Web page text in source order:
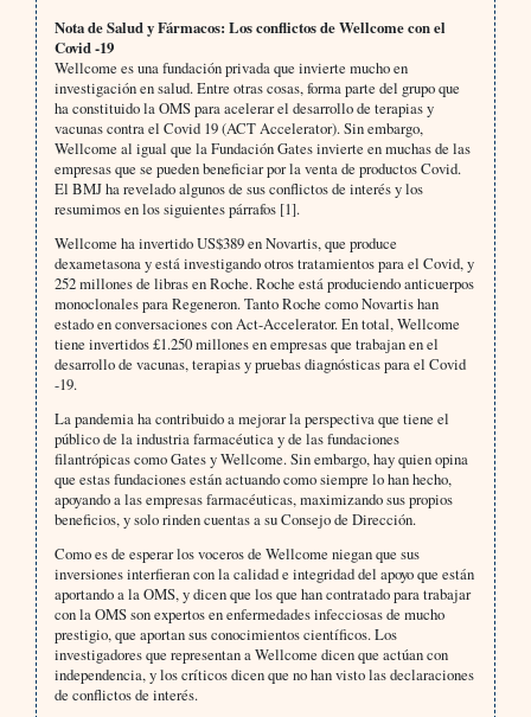
Nota de Salud y Fármacos: Los conflictos de Wellcome con el
Covid -19
Wellcome es una fundación privada que invierte mucho en
investigación en salud. Entre otras cosas, forma parte del grupo que
ha constituido la OMS para acelerar el desarrollo de terapias y
vacunas contra el Covid 19 (ACT Accelerator). Sin embargo,
Wellcome al igual que la Fundación Gates invierte en muchas de las
empresas que se pueden beneficiar por la venta de productos Covid.
El BMJ ha revelado algunos de sus conflictos de interés y los
resumimos en los siguientes párrafos [1].
Wellcome ha invertido US$389 en Novartis, que produce
dexametasona y está investigando otros tratamientos para el Covid, y
252 millones de libras en Roche. Roche está produciendo anticuerpos
monoclonales para Regeneron. Tanto Roche como Novartis han
estado en conversaciones con Act-Accelerator. En total, Wellcome
tiene invertidos £1.250 millones en empresas que trabajan en el
desarrollo de vacunas, terapias y pruebas diagnósticas para el Covid
-19.
La pandemia ha contribuido a mejorar la perspectiva que tiene el
público de la industria farmacéutica y de las fundaciones
filantrópicas como Gates y Wellcome. Sin embargo, hay quien opina
que estas fundaciones están actuando como siempre lo han hecho,
apoyando a las empresas farmacéuticas, maximizando sus propios
beneficios, y solo rinden cuentas a su Consejo de Dirección.
Como es de esperar los voceros de Wellcome niegan que sus
inversiones interfieran con la calidad e integridad del apoyo que están
aportando a la OMS, y dicen que los que han contratado para trabajar
con la OMS son expertos en enfermedades infecciosas de mucho
prestigio, que aportan sus conocimientos científicos. Los
investigadores que representan a Wellcome dicen que actúan con
independencia, y los críticos dicen que no han visto las declaraciones
de conflictos de interés.